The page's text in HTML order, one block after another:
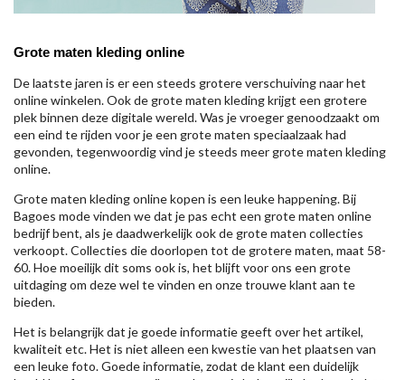
Grote maten kleding online
De laatste jaren is er een steeds grotere verschuiving naar het
online winkelen. Ook de grote maten kleding krijgt een grotere
plek binnen deze digitale wereld. Was je vroeger genoodzaakt om
een eind te rijden voor je een grote maten speciaalzaak had
gevonden, tegenwoordig vind je steeds meer grote maten kleding
online.
Grote maten kleding online kopen is een leuke happening. Bij
Bagoes mode vinden we dat je pas echt een grote maten online
bedrijf bent, als je daadwerkelijk ook de grote maten collecties
verkoopt. Collecties die doorlopen tot de grotere maten, maat 58-
60. Hoe moeilijk dit soms ook is, het blijft voor ons een grote
uitdaging om deze wel te vinden en onze trouwe klant aan te
bieden.
Het is belangrijk dat je goede informatie geeft over het artikel,
kwaliteit etc. Het is niet alleen een kwestie van het plaatsen van
een leuke foto. Goede informatie, zodat de klant een duidelijk